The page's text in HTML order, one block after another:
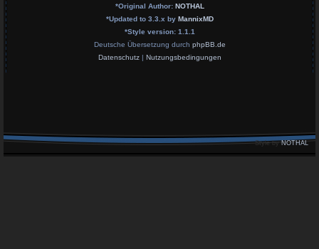
*Original Author: NOTHAL
*Updated to 3.3.x by MannixMD
*Style version: 1.1.1
Deutsche Übersetzung durch phpBB.de
Datenschutz| Nutzungsbedingungen
Style byNOTHAL